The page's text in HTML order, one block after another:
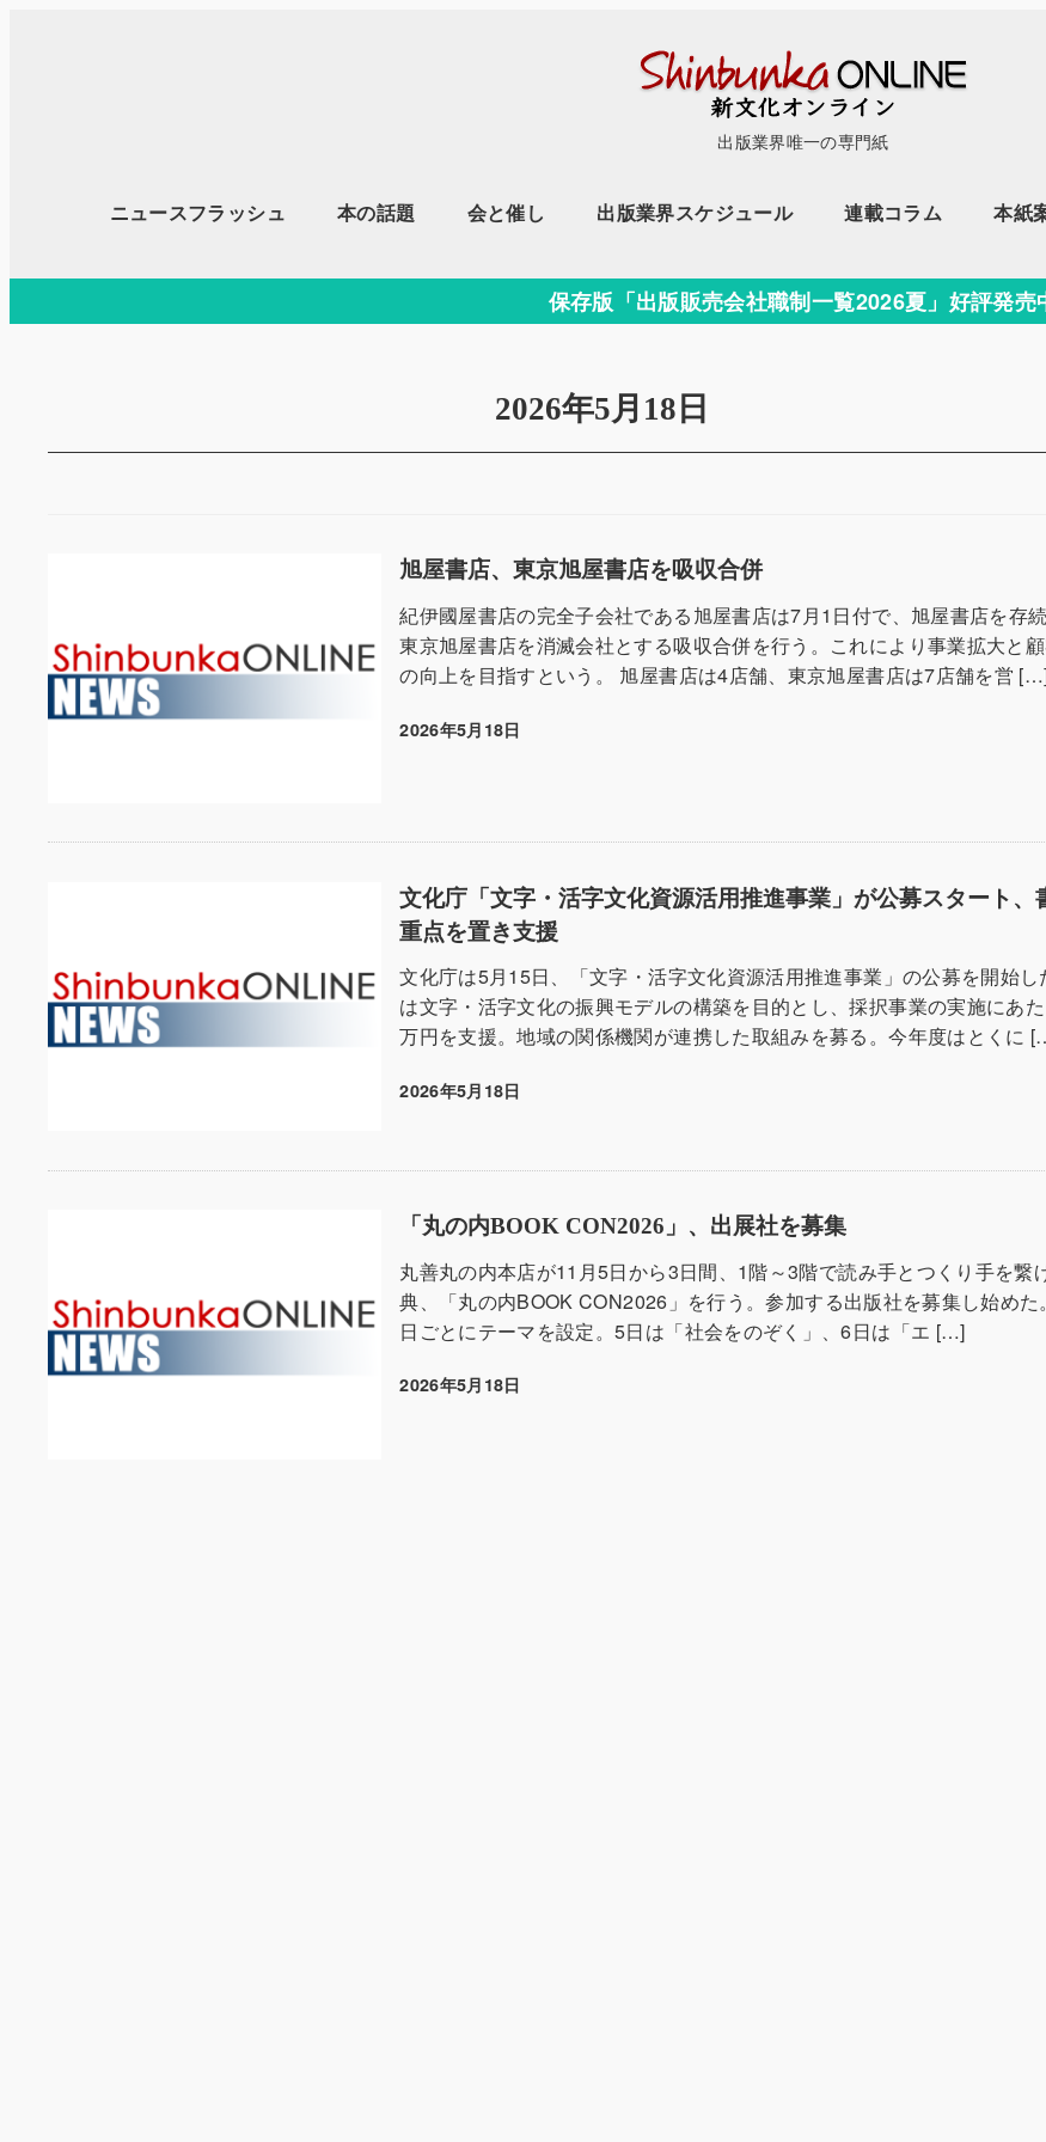
移
出版業界唯一の専門紙
ニュースフラッシュ 本の話題 会と催し 出版業界スケジュール 連載コラム 本紙
保存版「出版販売会社職制一覧2026夏」好評発売
2026年5月18日
旭屋書店、東京旭屋書店を吸収合併
紀伊國屋書店の完全子会社である旭屋書店は7月1日付で、旭屋書店を存続
東京旭屋書店を消滅会社とする吸収合併を行う。これにより事業拡大と
の向上を目指すという。 旭屋書店は4店舗、東京旭屋書店は7店舗を営
投稿日
2026年5月18日
文化庁「文字・活字文化資源活用推進事業」が公募スタート、
重点を置き支援
文化庁は5月15日、「文字・活字文化資源活用推進事業」の公募を開始し
は文字・活字文化の振興モデルの構築を目的とし、採択事業の実施にあ
万円を支援。地域の関係機関が連携した取組みを募る。今年度はとくに
投稿日
2026年5月18日
「丸の内BOOK CON2026」、出展社を募集
丸善丸の内本店が11月5日から3日間、1階～3階で読み手とつくり手を繋
典、「丸の内BOOK CON2026」を行う。参加する出版社を募集し始めた
日ごとにテーマを設定。5日は「社会をのぞく」、6日は「エ […]
投稿日
2026年5月18日